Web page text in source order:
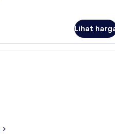
Lihat
Suite 2 personnes | Meja